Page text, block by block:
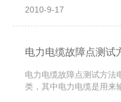
2010-9-17
电力电缆故障点测试
电力电缆故障点测试方法
类，其中电力电缆是用来